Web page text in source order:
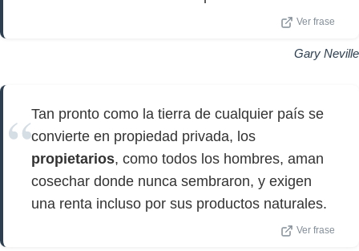
Ver frase
Gary Neville
Tan pronto como la tierra de cualquier país se
convierte en propiedad privada, los
propietarios, como todos los hombres, aman
cosechar donde nunca sembraron, y exigen
una renta incluso por sus productos naturales.
Ver frase